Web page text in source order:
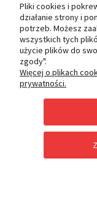
Pliki cookies i
działanie strony i
potrzeb. Możesz
wszystkich tych
użycie plików do
zgody".
Więcej o plikach
prywatności.